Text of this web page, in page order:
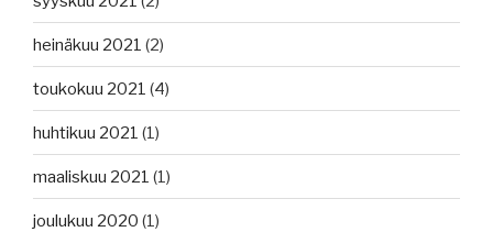
heinäkuu 2021 (2)
toukokuu 2021 (4)
huhtikuu 2021 (1)
maaliskuu 2021 (1)
joulukuu 2020 (1)